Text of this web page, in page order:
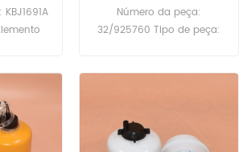
-
32/925760 32-925760
32925760
Número da peça:
32/925760 Tipo de peça:
encomenda: 60 unidades
Separador de